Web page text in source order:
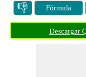
👎 Fórmula
Descargar